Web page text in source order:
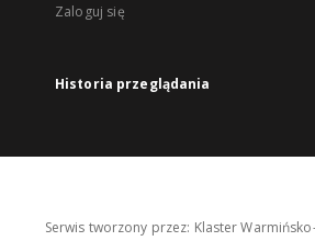
Zaloguj się
Historia przeglądania
Serwis tworzony przez: Klaster